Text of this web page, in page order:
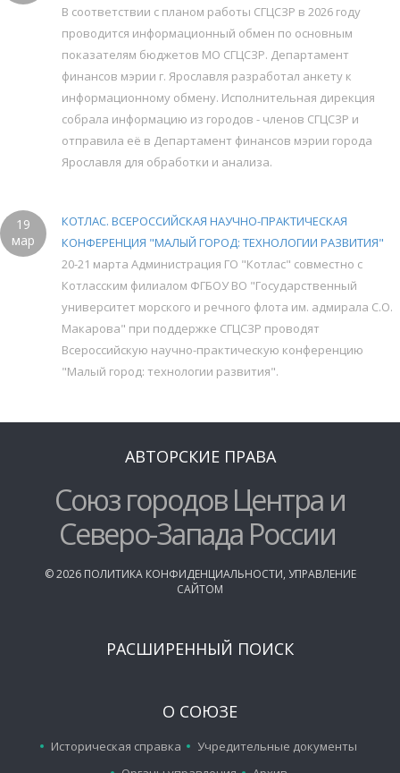
В соответствии с планом работы СГЦСЗР в 2026 году
проводится информационный обмен по основным
показателям бюджетов МО СГЦСЗР. Департамент
финансов мэрии г. Ярославля разработал анкету к
информационному обмену. Исполнительная дирекция
собрала информацию из городов - членов СГЦСЗР и
отправила её в Департамент финансов мэрии города
Ярославля для обработки и анализа.
19
мар
КОТЛАС. ВСЕРОССИЙСКАЯ НАУЧНО-ПРАКТИЧЕСКАЯ
КОНФЕРЕНЦИЯ "МАЛЫЙ ГОРОД: ТЕХНОЛОГИИ РАЗВИТИЯ"
20-21 марта Администрация ГО "Котлас" совместно с
Котласским филиалом ФГБОУ ВО "Государственный
университет морского и речного флота им. адмирала С.О.
Макарова" при поддержке СГЦСЗР проводят
Всероссийскую научно-практическую конференцию
"Малый город: технологии развития".
АВТОРСКИЕ ПРАВА
Союз городов Центра и
Северо-Запада России
©2026 ПОЛИТИКА КОНФИДЕНЦИАЛЬНОСТИ, УПРАВЛЕНИЕ
САЙТОМ
РАСШИРЕННЫЙ ПОИСК
О СОЮЗЕ
Историческая справка
Учредительные документы